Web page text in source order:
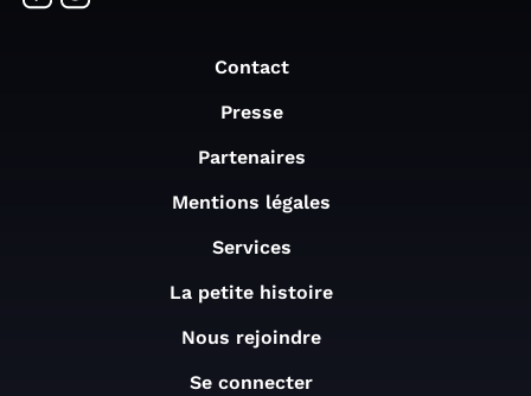
Contact
Presse
Partenaires
Mentions légales
Services
La petite histoire
Nous rejoindre
Se connecter